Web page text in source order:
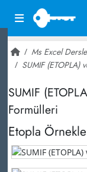
Ms Excel
SUMIF (ETOPLA)
SUMIF
Formülleri
Etopla